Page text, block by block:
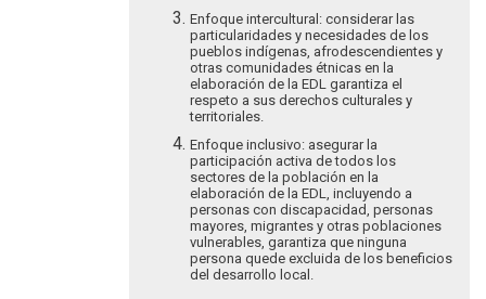
Enfoque intercultural: considerar las
particularidades y necesidades de los
pueblos indígenas, afrodescendientes y
otras comunidades étnicas en la
elaboración de la EDL garantiza el
respeto a sus derechos culturales y
territoriales.
Enfoque inclusivo: asegurar la
participación activa de todos los
sectores de la población en la
elaboración de la EDL, incluyendo a
personas con discapacidad, personas
mayores, migrantes y otras poblaciones
vulnerables, garantiza que ninguna
persona quede excluida de los beneficios
del desarrollo local.